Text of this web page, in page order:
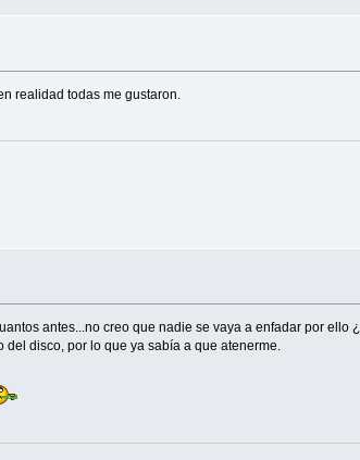
realidad todas me gustaron.
antes...no creo que nadie se vaya a enfadar por ello
disco, por lo que ya sabía a que atenerme.